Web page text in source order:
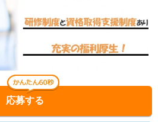
応募する